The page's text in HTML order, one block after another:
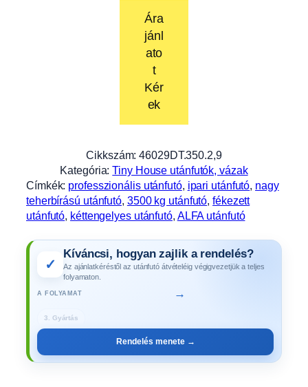
Ára
jánl
ato
t
Kér
ek
Cikkszám: 46029DT.350.2,9
Kategória:Tiny House utánfutók, vázak
Címkék: professzionális utánfutó, ipari utánfutó nagy
teherbírású utánfutó 3500 kg utánfutó , fékezett
utánfutó kéttengelyes utánfutó, ALFA utánfutó
✓
Kíváncsi, hogyan zajlik a rendelés?
Az ajánlatkéréstől az utánfutó átvételéig végigvezetjük a teljes
folyamaton.
A FOLYAMAT →
Rendelés menete →